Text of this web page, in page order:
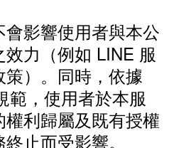
影響使用者與本公
力（例如 LINE 服
）。同時，依據
範，使用者於本服
利歸屬及既有授權
止而受影響。